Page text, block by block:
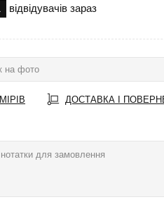
відвідувачів зараз
ДОСТАВКА І